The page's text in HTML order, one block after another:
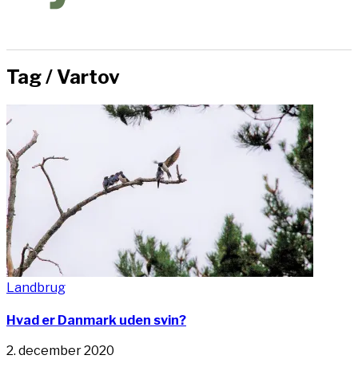
Tag /Vartov
Landbrug
Hvad er Danmark uden svin?
2. december 2020